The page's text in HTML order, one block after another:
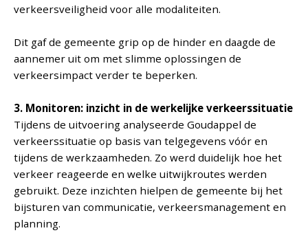
verkeersveiligheid voor alle modaliteiten.
Dit gaf de gemeente grip op de hinder en daagde de
aannemer uit om met slimme oplossingen de
verkeersimpact verder te beperken.
3. Monitoren: inzicht in de werkelijke verkeerssituatie
Tijdens de uitvoering analyseerde Goudappel de
verkeerssituatie op basis van telgegevens vóór en
tijdens de werkzaamheden. Zo werd duidelijk hoe het
verkeer reageerde en welke uitwijkroutes werden
gebruikt. Deze inzichten hielpen de gemeente bij het
bijsturen van communicatie, verkeersmanagement en
planning.